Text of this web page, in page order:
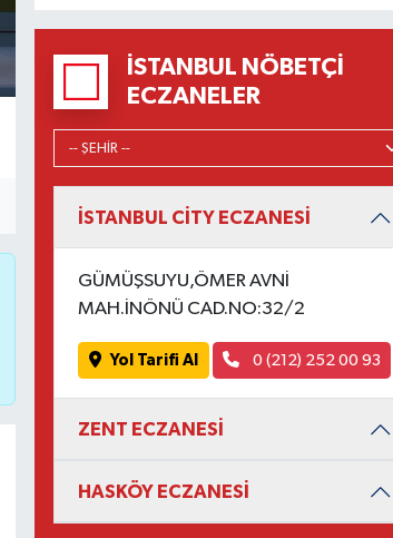
İSTANBUL NÖBETÇI
ECZANELER
İSTANBUL CİTY ECZANESİ
GÜMÜŞSUYU,ÖMER AVNİ
MAH.İNÖNÜ CAD.NO:32/2
Yol Tarifi Al 0 (212) 252 00 93
ZENT ECZANESİ
HASKÖY ECZANESİ